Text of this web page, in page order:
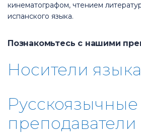
кинематографом, чтением
испанского языка.
Познакомьтесь с нашими
Носители языка
Русскоязычные
преподаватели